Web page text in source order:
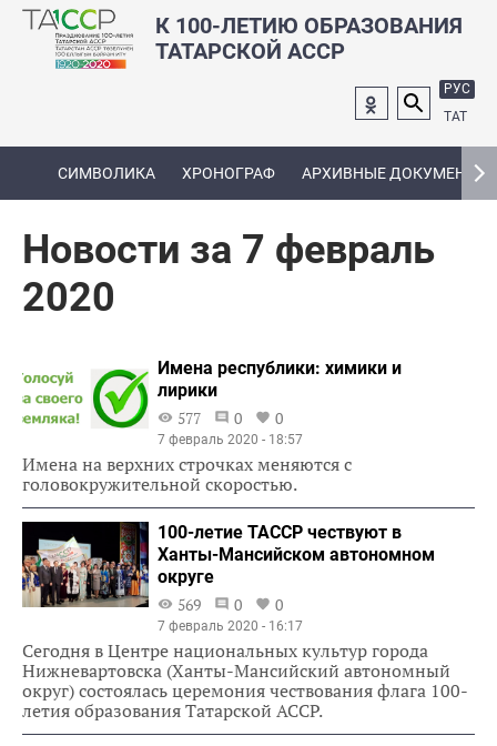
К 100-ЛЕТИЮ ОБРАЗОВАНИЯ
ТАТАРСКОЙ АССР
РУС
ТАТ
СИМВОЛИКА ХРОНОГРАФ АРХИВНЫЕ ДОКУМЕНТЫ
Новости за 7 февраль
2020
Имена республики: химики и
лирики
577
0 0
7 февраль 2020 - 18:57
Имена на верхних строчках меняются с
головокружительной скоростью.
100-летие ТАССР чествуют в
Ханты-Мансийском автономном
округе
569
0 0
7 февраль 2020 - 16:17
Сегодня в Центре национальных культур города
Нижневартовска (Ханты-Мансийский автономный
округ) состоялась церемония чествования флага 100-
летия образования Татарской АССР.